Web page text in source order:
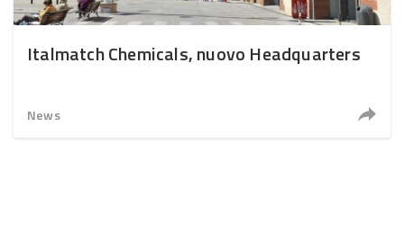
Italmatch Chemicals, nuovo Headquarters
News